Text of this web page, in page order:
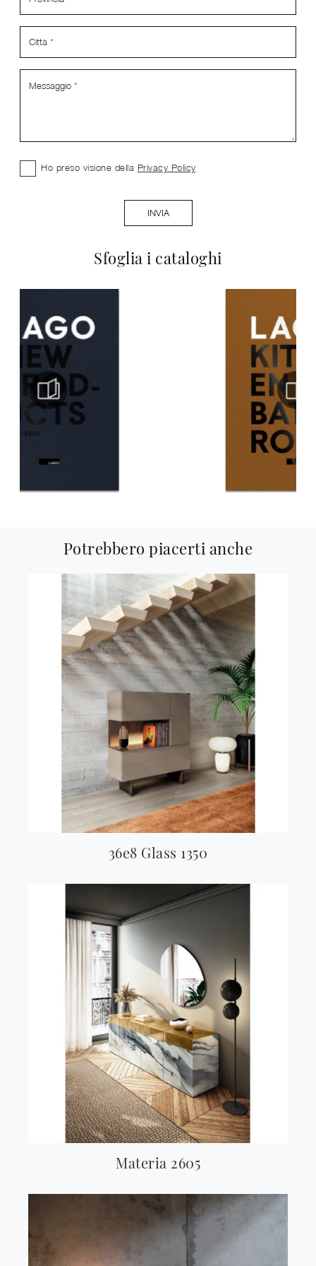
Sfoglia i cataloghi
Ho preso visione della Privacy Policy
INVIA
Potrebbero piacerti anche
36e8 Glass 1350
Materia 2605